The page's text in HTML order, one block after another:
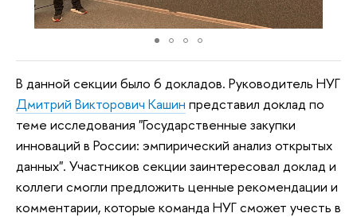
В данной секции было 6 докладов. Руководитель НУГ
Дмитрий Викторович Кашин представил доклад по
теме исследования "Государственные закупки
инноваций в России: эмпирический анализ открытых
данных". Участников секции заинтересовал доклад и
коллеги смогли предложить ценные рекомендации и
комментарии, которые команда НУГ сможет учесть в